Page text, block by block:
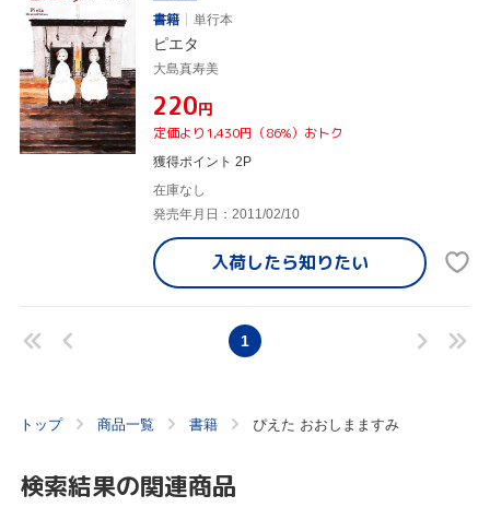
書籍
単行本
ピエタ
大島真寿美
¥220円
定価より1,430円（86%）おトク
獲得ポイント 2P
在庫なし
発売年月日：2011/02/10
入荷したら知りたい
1
トップ 商品一覧 書籍 ぴえた おおしまますみ
検索結果の関連商品